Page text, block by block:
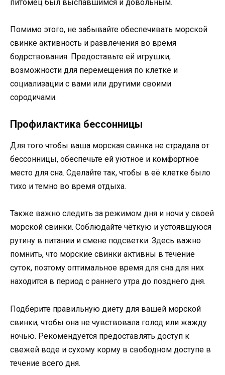
питомец был выспавшимся и довольным.
Помимо этого, не забывайте обеспечивать морской
свинке активность и развлечения во время
бодрствования. Предоставьте ей игрушки,
возможности для перемещения по клетке и
социализации с вами или другими своими
сородичами.
Профилактика бессонницы
Для того чтобы ваша морская свинка не страдала от
бессонницы, обеспечьте ей уютное и комфортное
место для сна. Сделайте так, чтобы в её клетке было
тихо и темно во время отдыха.
Также важно следить за режимом дня и ночи у своей
морской свинки. Соблюдайте чёткую и устоявшуюся
рутину в питании и смене подсветки. Здесь важно
помнить, что морские свинки активны в течение
суток, поэтому оптимальное время для сна для них
находится в период с раннего утра до позднего дня.
Подберите правильную диету для вашей морской
свинки, чтобы она не чувствовала голод или жажду
ночью. Рекомендуется предоставлять доступ к
свежей воде и сухому корму в свободном доступе в
течение всего дня.